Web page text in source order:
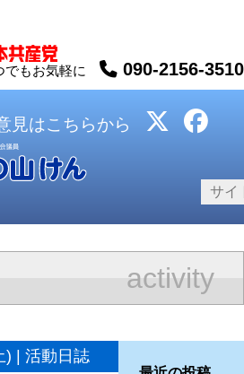
でもお気軽に 090-2156-3510
見はこちらから
activity
) | 活動日誌